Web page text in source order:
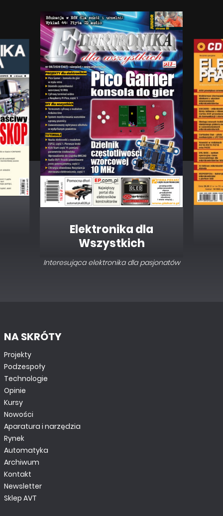
Elektronika dla
Wszystkich
Interesująca elektronika dla pasjonatów
NA SKRÓTY
Projekty
Podzespoły
Technologie
Opinie
Kursy
Nowości
Aparatura i narzędzia
Rynek
Automatyka
Archiwum
Kontakt
Newsletter
Sklep AVT